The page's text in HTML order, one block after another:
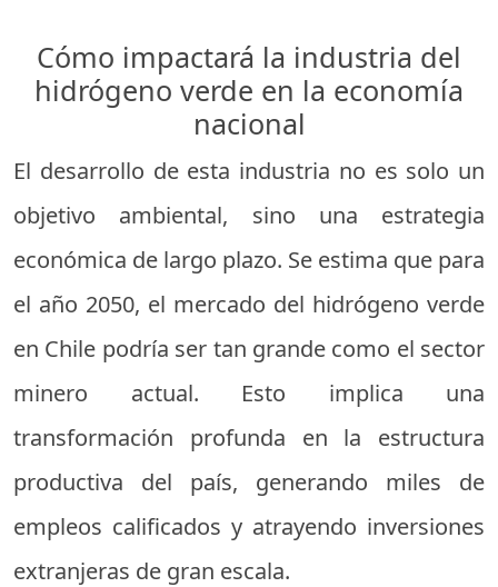
Cómo impactará la industria del
hidrógeno verde en la economía
nacional
El desarrollo de esta industria no es solo un
objetivo ambiental, sino una estrategia
económica de largo plazo. Se estima que para
el año 2050, el mercado del hidrógeno verde
en Chile podría ser tan grande como el sector
minero actual. Esto implica una
transformación profunda en la estructura
productiva del país, generando miles de
empleos calificados y atrayendo inversiones
extranjeras de gran escala.